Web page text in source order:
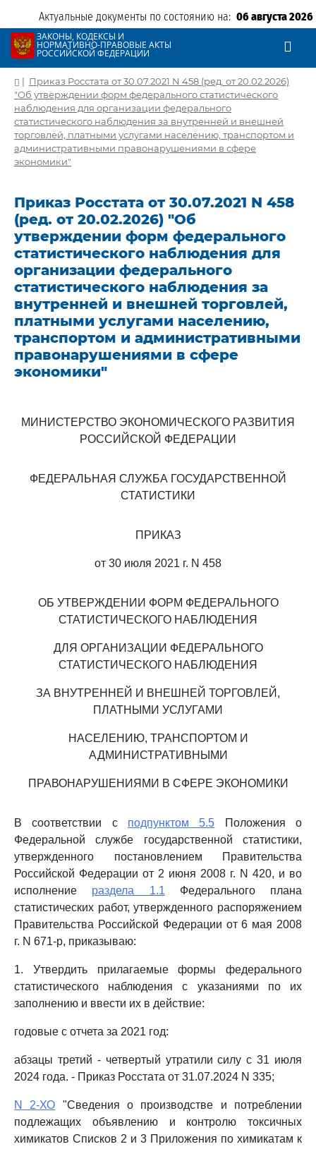
Актуальные документы по состоянию на: 06 августа 2026
ЗАКОНЫ, КОДЕКСЫ И
НОРМАТИВНО-ПРАВОВЫЕ АКТЫ
РОССИЙСКОЙ ФЕДЕРАЦИИ
| Приказ Росстата от 30.07.2021 N 458 (ред. от 20.02.2026)
"Об утверждении форм федерального статистического
наблюдения для организации федерального
статистического наблюдения за внутренней и внешней
торговлей, платными услугами населению, транспортом и
административными правонарушениями в сфере
экономики"
Приказ Росстата от 30.07.2021 N 458
(ред. от 20.02.2026) "Об
утверждении форм федерального
статистического наблюдения для
организации федерального
статистического наблюдения за
внутренней и внешней торговлей,
платными услугами населению,
транспортом и административными
правонарушениями в сфере
экономики"
МИНИСТЕРСТВО ЭКОНОМИЧЕСКОГО РАЗВИТИЯ
РОССИЙСКОЙ ФЕДЕРАЦИИ
ФЕДЕРАЛЬНАЯ СЛУЖБА ГОСУДАРСТВЕННОЙ
СТАТИСТИКИ
ПРИКАЗ
от 30 июля 2021 г. N 458
ОБ УТВЕРЖДЕНИИ ФОРМ ФЕДЕРАЛЬНОГО
СТАТИСТИЧЕСКОГО НАБЛЮДЕНИЯ
ДЛЯ ОРГАНИЗАЦИИ ФЕДЕРАЛЬНОГО
СТАТИСТИЧЕСКОГО НАБЛЮДЕНИЯ
ЗА ВНУТРЕННЕЙ И ВНЕШНЕЙ ТОРГОВЛЕЙ,
ПЛАТНЫМИ УСЛУГАМИ
НАСЕЛЕНИЮ, ТРАНСПОРТОМ И
АДМИНИСТРАТИВНЫМИ
ПРАВОНАРУШЕНИЯМИ В СФЕРЕ ЭКОНОМИКИ
В соответствии с подпунктом 5.5 Положения о
Федеральной службе государственной статистики,
утвержденного постановлением Правительства
Российской Федерации от 2 июня 2008 г. N 420, и во
исполнение раздела 1.1 Федерального плана
статистических работ, утвержденного распоряжением
Правительства Российской Федерации от 6 мая 2008
г. N 671-р, приказываю:
1. Утвердить прилагаемые формы федерального
статистического наблюдения с указаниями по их
заполнению и ввести их в действие:
годовые с отчета за 2021 год:
абзацы третий - четвертый утратили силу с 31 июля
2024 года. - Приказ Росстата от 31.07.2024 N 335;
N 2-ХО "Сведения о производстве и потреблении
подлежащих объявлению и контролю токсичных
химикатов Списков 2 и 3 Приложения по химикатам к